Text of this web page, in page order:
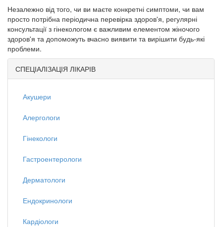
Незалежно від того, чи ви маєте конкретні симптоми, чи вам
просто потрібна періодична перевірка здоров'я, регулярні
консультації з гінекологом є важливим елементом жіночого
здоров'я та допоможуть вчасно виявити та вирішити будь-які
проблеми.
СПЕЦІАЛІЗАЦІЯ ЛІКАРІВ
Акушери
Алергологи
Гінекологи
Гастроентерологи
Дерматологи
Ендокринологи
Кардіологи